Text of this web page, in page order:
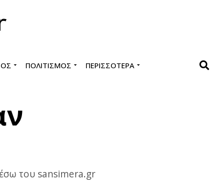
ΠΟΛΙΤΙΣΜΌΣ ΠΕΡΙΣΣΌΤΕΡΑ
του sansimera.gr